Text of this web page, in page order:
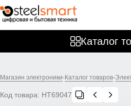
Каталог
Магазин электроники-Каталог товаров-
Код товара: НТ69047